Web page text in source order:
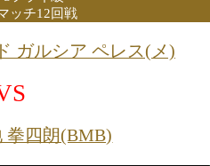
過をみる
見る